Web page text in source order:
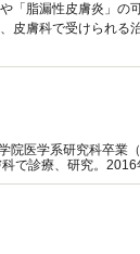
「脂漏性皮膚炎」の
膚科で受けられる
院医学系研究科卒業
で診療、研究。
開業。